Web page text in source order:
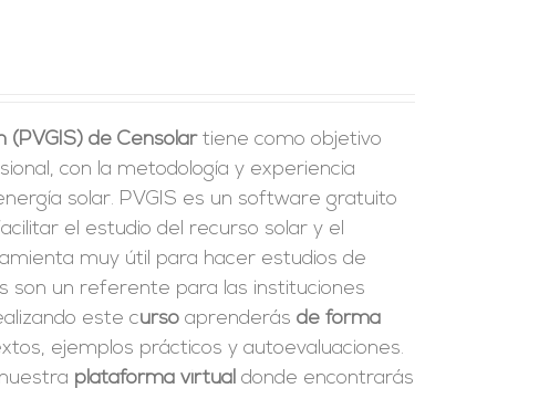
(PVGIS) de Censolartiene como objetivo
con la metodología y experiencia
solar. PVGIS es un software gratuito
el estudio del recurso solar y el
muy útil para hacer estudios de
son un referente para las instituciones
este curso aprenderásde forma
ejemplos prácticos y autoevaluaciones.
plataforma virtual donde encontrarás